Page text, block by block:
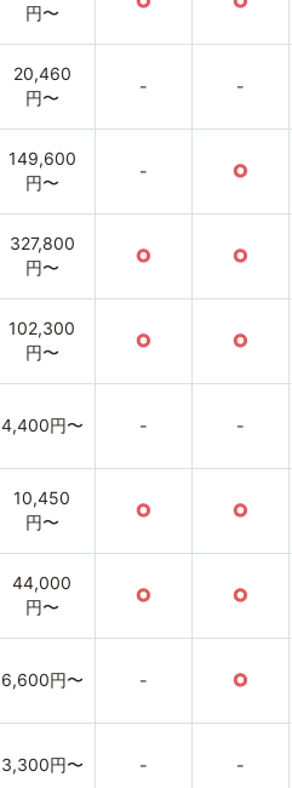
円〜
20,460
円〜
- -
149,600
円〜
- ○
327,800
円〜
○ ○
102,300
円〜
○ ○
4,400円〜 - -
10,450
円〜
○ ○
44,000
円〜
○ ○
6,600円〜 - ○
3,300円〜 - -